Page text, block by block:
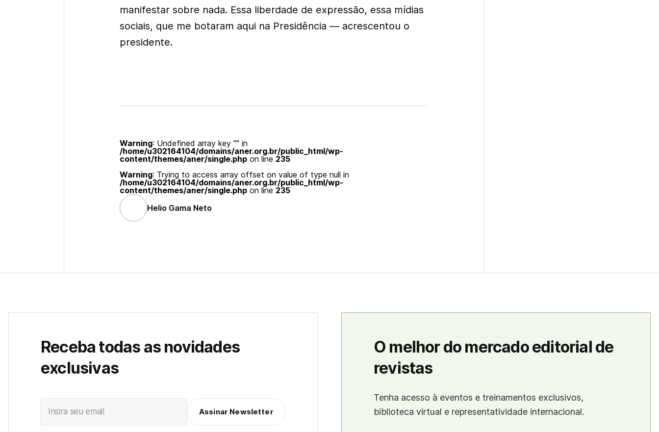
manifestar sobre nada. Essa liberdade de expressão, essa mídias
sociais, que me botaram aqui na Presidência — acrescentou o
presidente.
Warning: Undefined array key "" in
/home/u302164104/domains/aner.org.br/public_html/wp-
content/themes/aner/single.php on line 235
Warning: Trying to access array offset on value of type null in
/home/u302164104/domains/aner.org.br/public_html/wp-
content/themes/aner/single.php on line 235
Helio Gama Neto
Receba todas as novidades
exclusivas
Insira seu email Assinar Newsletter
O melhor do mercado editorial de
revistas
Tenha acesso à eventos e treinamentos exclusivos,
biblioteca virtual e representatividade internacional.